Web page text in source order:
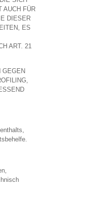
AUCH FÜR
DIESER
ES
ART. 21
GEGEN